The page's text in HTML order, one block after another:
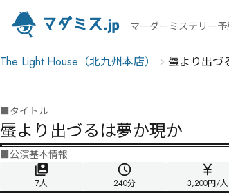
マーダーミステリー
The Light House（北九州本店） 蜃より出づ
■タイトル
蜃より出づるは夢か現か
■公演基本情報
7人 240分 3,200円/人